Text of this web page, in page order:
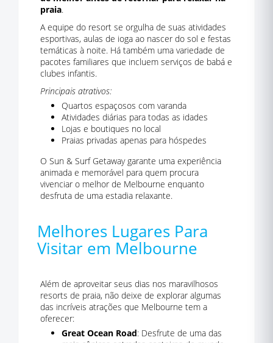
praia.
A equipe do resort se orgulha de suas atividades
esportivas, aulas de ioga ao nascer do sol e festas
temáticas à noite. Há também uma variedade de
pacotes familiares que incluem serviços de babá e
clubes infantis.
Principais atrativos:
Quartos espaçosos com varanda
Atividades diárias para todas as idades
Lojas e boutiques no local
Praias privadas apenas para hóspedes
O Sun & Surf Getaway garante uma experiência
animada e memorável para quem procura
vivenciar o melhor de Melbourne enquanto
desfruta de uma estadia relaxante.
Melhores Lugares Para
Visitar em Melbourne
Além de aproveitar seus dias nos maravilhosos
resorts de praia, não deixe de explorar algumas
das incríveis atrações que Melbourne tem a
oferecer:
Great Ocean Road: Desfrute de uma das